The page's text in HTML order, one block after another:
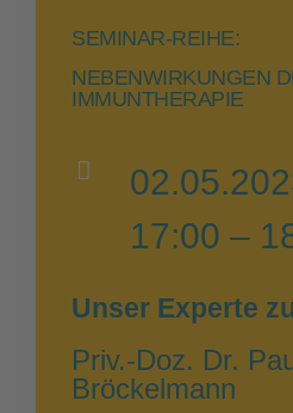
SEMINAR-REIHE:
NEBENWIRKUNGEN
IMMUNTHERAPIE
17:00 –
Unser Experte
Priv.-Doz. Dr.
Bröckelmann